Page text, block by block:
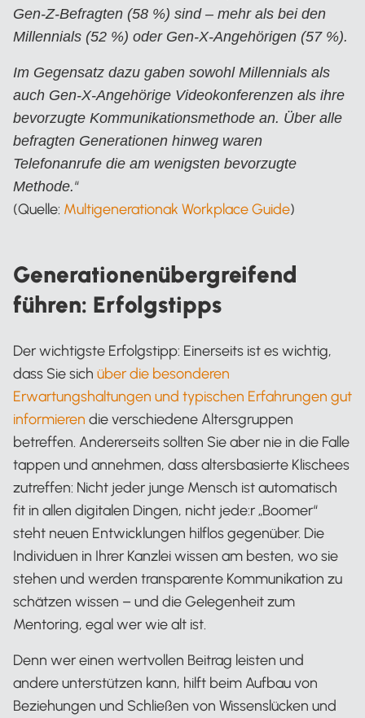
Gen-Z-Befragten (58 %) sind – mehr als bei den
Millennials (52 %) oder Gen-X-Angehörigen (57 %).
Im Gegensatz dazu gaben sowohl Millennials als
auch Gen-X-Angehörige Videokonferenzen als ihre
bevorzugte Kommunikationsmethode an. Über alle
befragten Generationen hinweg waren
Telefonanrufe die am wenigsten bevorzugte
Methode.“
(Quelle: Multigenerationak Workplace Guide)
Generationenübergreifend
führen: Erfolgstipps
Der wichtigste Erfolgstipp: Einerseits ist es wichtig,
dass Sie sich über die besonderen
Erwartungshaltungen und typischen Erfahrungen gut
informieren die verschiedene Altersgruppen
betreffen. Andererseits sollten Sie aber nie in die Falle
tappen und annehmen, dass altersbasierte Klischees
zutreffen: Nicht jeder junge Mensch ist automatisch
fit in allen digitalen Dingen, nicht jede:r „Boomer“
steht neuen Entwicklungen hilflos gegenüber. Die
Individuen in Ihrer Kanzlei wissen am besten, wo sie
stehen und werden transparente Kommunikation zu
schätzen wissen – und die Gelegenheit zum
Mentoring, egal wer wie alt ist.
Denn wer einen wertvollen Beitrag leisten und
andere unterstützen kann, hilft beim Aufbau von
Beziehungen und Schließen von Wissenslücken und